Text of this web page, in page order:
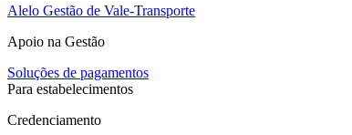
Alelo Gestão de Vale-Transporte
Apoio na Gestão
Soluções de pagamentos
Para estabelecimentos
Credenciamento